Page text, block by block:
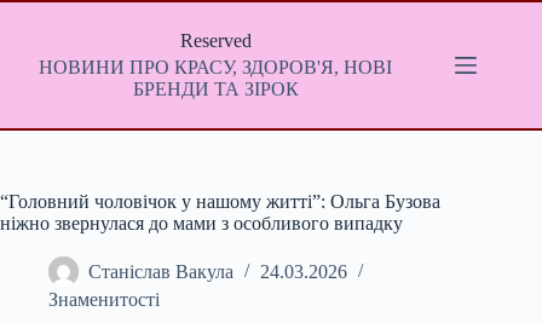
Перейти
Reserved
НОВИНИ ПРО КРАСУ, ЗДОРОВ'Я, НОВІ
БРЕНДИ ТА ЗІРОК
“Головний чоловічок у нашому житті”: Ольга Бузова
ніжно звернулася до мами з особливого випадку
Станіслав Вакула
24.03.2026
Знаменитості